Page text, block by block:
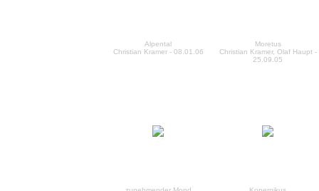
Alpental
Christian Kramer - 08.01.06
Moretus
Christian Kramer, Olaf Haupt -
25.09.05